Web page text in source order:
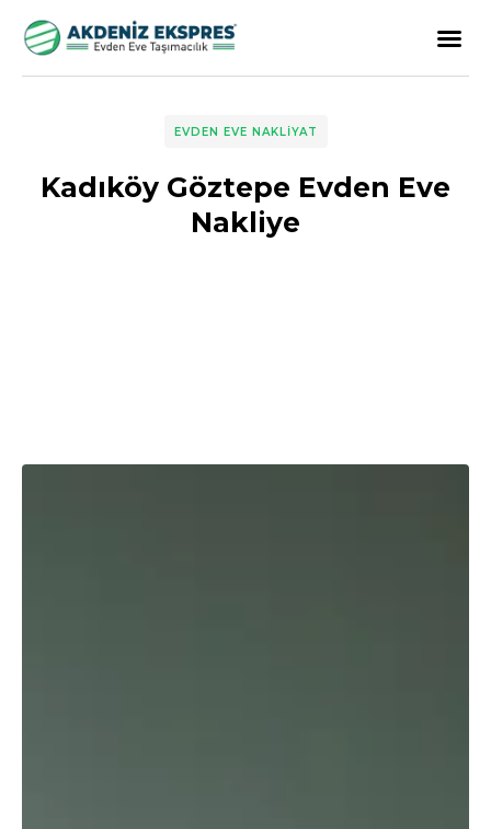
EVDEN EVE NAKLIYAT
Kadıköy Göztepe Evden Eve
Nakliye